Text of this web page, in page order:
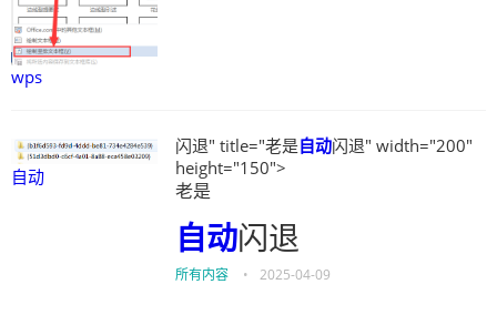
wps
自动
闪退" title="老是自动闪退" width="200"
height="150">
老是
自动闪退
所有内容 • 2025-04-09